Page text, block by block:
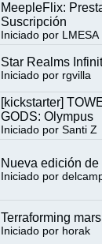
MeepleFlix:
Suscripción
Iniciado por LMESA
Star Realms
Iniciado por rgvilla
[kickstarter]
GODS: Olympus
Iniciado por Santi Z
Nueva edición
Iniciado por
Terraforming
Iniciado por horak